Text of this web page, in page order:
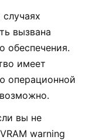
вызвана
обеспечения.
имеет
операционной
вы не
warning